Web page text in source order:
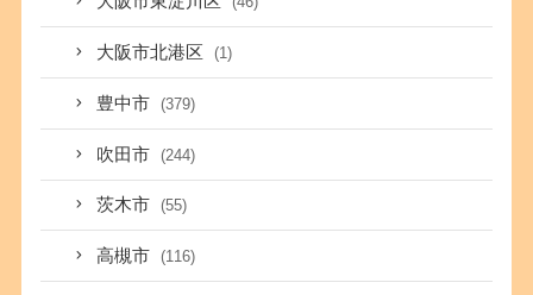
大阪市北港区 (1)
豊中市 (379)
吹田市 (244)
茨木市 (55)
高槻市 (116)